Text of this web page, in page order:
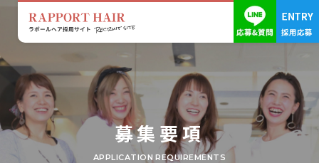
募集要項
APPLICATION REQUIREMENTS